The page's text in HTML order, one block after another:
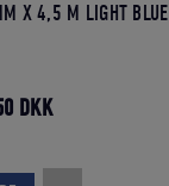
X 4,5 M LIGHT BLUE
DKKDen